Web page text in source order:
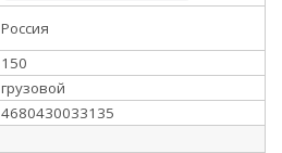
Россия
150
грузовой
4680430033135